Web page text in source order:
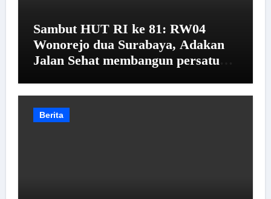
Sambut HUT RI ke 81: RW04
Wonorejo dua Surabaya, Adakan
Jalan Sehat membangun persatuan
Berita